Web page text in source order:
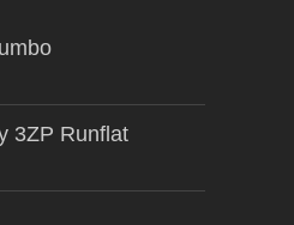
3ZP Runflat